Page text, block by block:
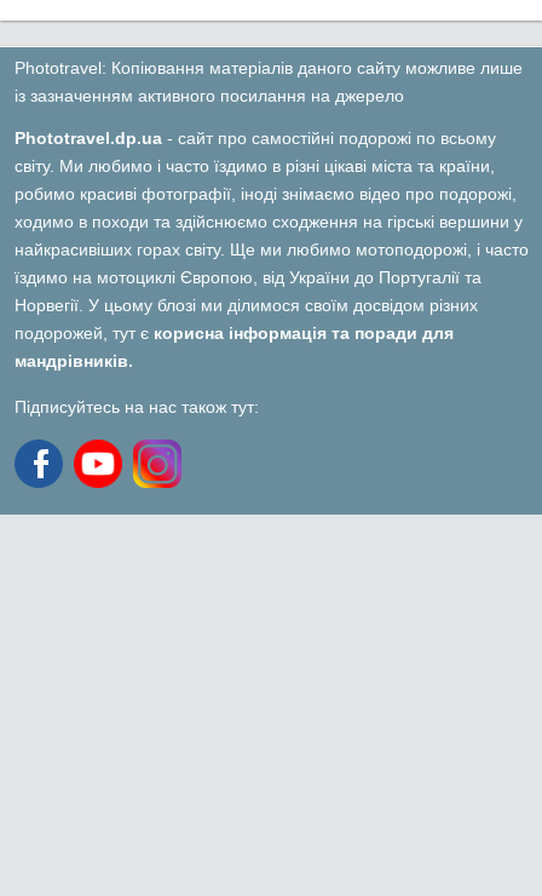
Phototravel: Копіювання матеріалів даного сайту можливе лише
із зазначенням активного посилання на джерело
Phototravel.dp.ua - сайт про самостійні подорожі по всьому
світу. Ми любимо і часто їздимо в різні цікаві міста та країни,
робимо красиві фотографії, іноді знімаємо відео про подорожі,
ходимо в походи та здійснюємо сходження на гірські вершини у
найкрасивіших горах світу. Ще ми любимо мотоподорожі, і часто
їздимо на мотоциклі Європою, від України до Португалії та
Норвегії. У цьому блозі ми ділимося своїм досвідом різних
подорожей, тут є корисна інформація та поради для
мандрівників.
Підписуйтесь на нас також тут: